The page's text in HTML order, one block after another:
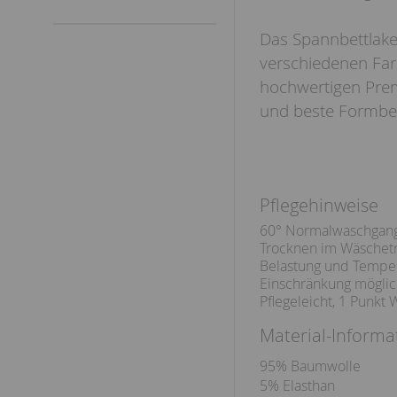
Das
verschiedenen
hochwertigen
und beste
Pflegehinweise
60°
Trocknen im
Belastung und
Einschränkung
Pflegeleicht, 1 Punkt
Material-
95% Baumwolle
5% Elasthan